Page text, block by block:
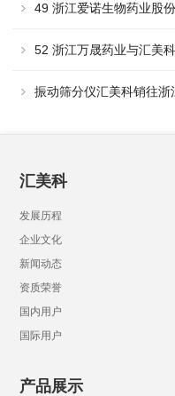
49 浙江爱诺生物药业股
经济型空气喷射筛采购合
52 浙江万晟药业与汇美
射筛与1台HMK-30三叶
振动筛分仪汇美科销往
汇美科
发展历程
企业文化
新闻动态
资质荣誉
国内用户
国际用户
产品展示